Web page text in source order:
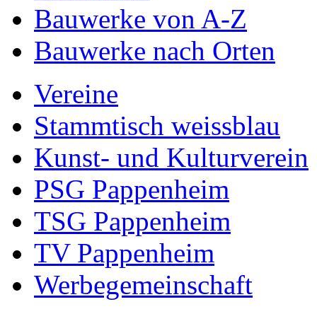
Bauwerke von A-Z
Bauwerke nach Orten
Vereine
Stammtisch weissblau
Kunst- und Kulturverein
PSG Pappenheim
TSG Pappenheim
TV Pappenheim
Werbegemeinschaft